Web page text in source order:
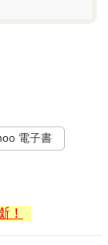
電子書
！